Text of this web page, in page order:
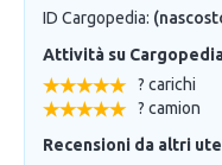
ID Cargopedia:
Attività su
? carichi
? camion
Recensioni da altri